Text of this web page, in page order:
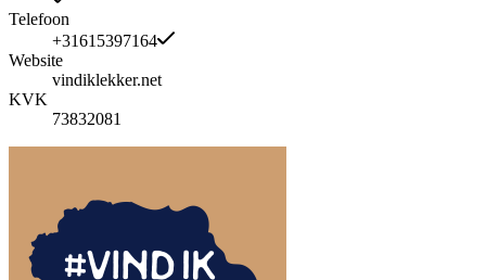
Telefoon
+31615397164
Website
vindiklekker.net
KVK
73832081